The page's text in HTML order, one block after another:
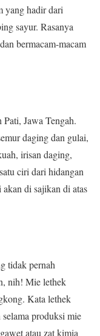
yang hadir dari
sayur. Rasanya
bermacam-macam
Jawa Tengah.
daging dan gulai,
irisan daging,
ciri dari hidangan
di sajikan di atas
tidak pernah
nih! Mie lethek
Kata lethek
produksi mie
atau zat kimia